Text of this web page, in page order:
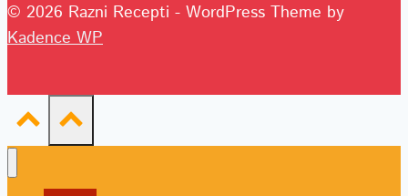
© 2026 Razni Recepti - WordPress Theme by
Kadence WP